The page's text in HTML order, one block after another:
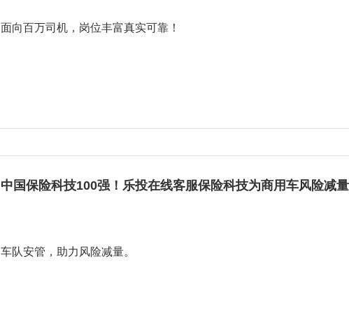
面向百万司机，岗位丰富真实可靠！
中国保险科技100强！乐投在线客服保险科技为商用车风险减
车队安管，助力风险减量。